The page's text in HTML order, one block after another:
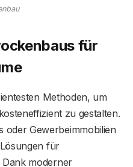
für
Methoden, um
zu gestalten.
oder Gewerbeimmobilien
für
Dank moderner